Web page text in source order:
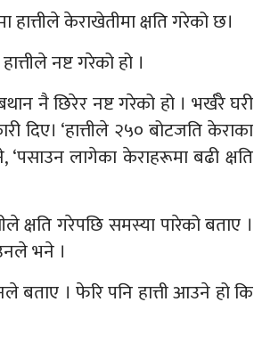
केराखेतीमा क्षति गरेको छ।
नष्ट गरेको हो ।
नै छिरेर नष्ट गरेको हो । भर्खरै घरी
दिए। ‘हात्तीले २५० बोटजति केराका
लागेका केराहरूमा बढी क्षति
क्षति गरेपछि समस्या पारेको बताए ।
भने ।
बताए । फेरि पनि हात्ती आउने हो कि